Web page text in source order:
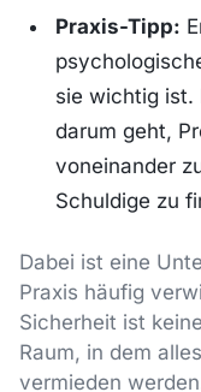
Praxis-Tipp:
sie wichtig ist.
darum geht,
voneinander
Schuldige zu
Dabei ist eine
Praxis häufig
Sicherheit ist
Raum, in dem
vermieden